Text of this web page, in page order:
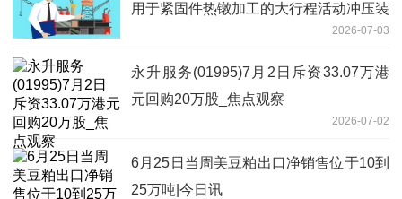
用于紧固件热镦加工的大行程活动冲压装
2026-07-03
永升服务(01995)7月2日斥资33.07万港
元回购20万股_焦点观察
2026-07-02
6月25日当周美豆粕出口净销售位于10到
25万吨|今日讯